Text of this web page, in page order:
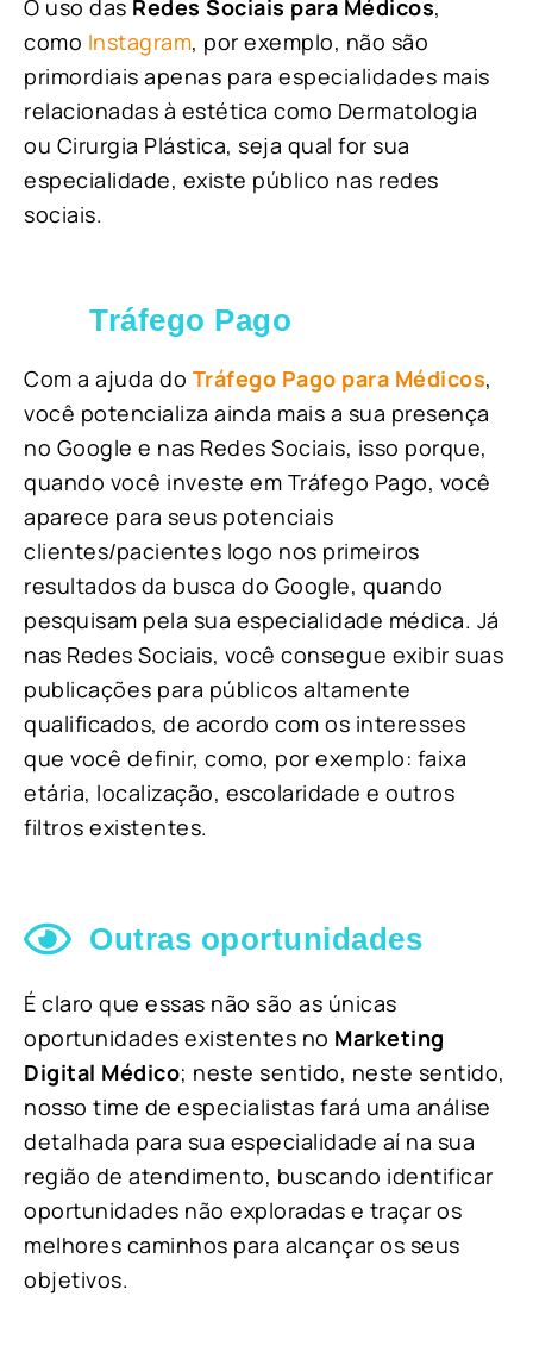
O uso das Redes Sociais para Médicos,
como Instagram, por exemplo, não são
primordiais apenas para especialidades mais
relacionadas à estética como Dermatologia
ou Cirurgia Plástica, seja qual for sua
especialidade, existe público nas redes
sociais.
Tráfego Pago
Com a ajuda do Tráfego Pago para Médicos,
você potencializa ainda mais a sua presença
no Google e nas Redes Sociais, isso porque,
quando você investe em Tráfego Pago, você
aparece para seus potenciais
clientes/pacientes logo nos primeiros
resultados da busca do Google, quando
pesquisam pela sua especialidade médica. Já
nas Redes Sociais, você consegue exibir suas
publicações para públicos altamente
qualificados, de acordo com os interesses
que você definir, como, por exemplo: faixa
etária, localização, escolaridade e outros
filtros existentes.
Outras oportunidades
É claro que essas não são as únicas
oportunidades existentes no Marketing
Digital Médico; neste sentido, neste sentido,
nosso time de especialistas fará uma análise
detalhada para sua especialidade aí na sua
região de atendimento, buscando identificar
oportunidades não exploradas e traçar os
melhores caminhos para alcançar os seus
objetivos.